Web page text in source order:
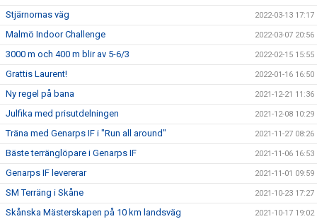
Stjärnornas väg 2022-03-13 17:17
Malmö Indoor Challenge 2022-03-07 20:56
3000 m och 400 m blir av 5-6/3 2022-02-15 15:55
Grattis Laurent! 2022-01-16 16:50
Ny regel på bana 2021-12-21 11:36
Julfika med prisutdelningen 2021-12-08 10:29
Träna med Genarps IF i "Run all around" 2021-11-27 08:26
Bäste terränglöpare i Genarps IF 2021-11-06 16:53
Genarps IF levererar 2021-11-01 09:59
SM Terräng i Skåne 2021-10-23 17:27
Skånska Mästerskapen på 10 km landsväg 2021-10-17 19:02